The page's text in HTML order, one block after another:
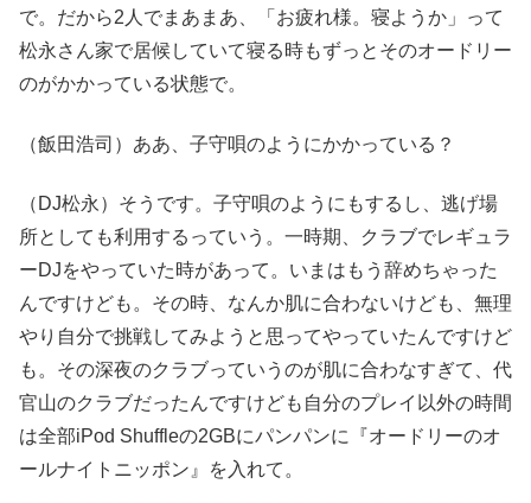
で。だから2人でまあまあ、「お疲れ様。寝ようか」って
松永さん家で居候していて寝る時もずっとそのオードリー
のがかかっている状態で。
（飯田浩司）ああ、子守唄のようにかかっている？
（DJ松永）そうです。子守唄のようにもするし、逃げ場
所としても利用するっていう。一時期、クラブでレギュラ
ーDJをやっていた時があって。いまはもう辞めちゃった
んですけども。その時、なんか肌に合わないけども、無理
やり自分で挑戦してみようと思ってやっていたんですけど
も。その深夜のクラブっていうのが肌に合わなすぎて、代
官山のクラブだったんですけども自分のプレイ以外の時間
は全部iPod Shuffleの2GBにパンパンに『オードリーのオ
ールナイトニッポン』を入れて。